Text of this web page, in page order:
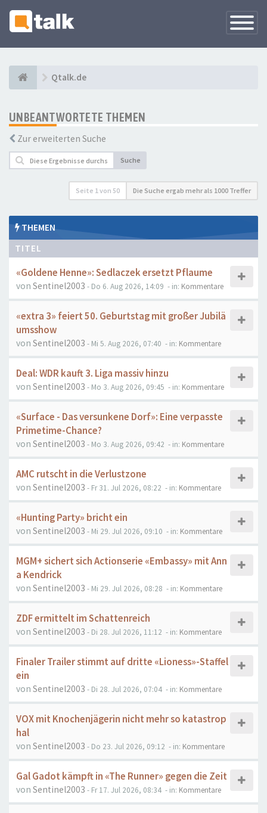
Qtalk.de
UNBEANTWORTETE THEMEN
Zur erweiterten Suche
Suche
Seite 1von 50 Die Suche ergab mehr als 1000 Treffer
THEMEN
TITEL
«Goldene Henne»: Sedlaczek ersetzt Pflaume
von Sentinel2003 - Do 6. Aug 2026, 14:09 - in: Kommentare
«extra 3» feiert 50. Geburtstag mit großer Jubilä
umsshow
von Sentinel2003 - Mi 5. Aug 2026, 07:40 - in: Kommentare
Deal: WDR kauft 3. Liga massiv hinzu
von Sentinel2003 - Mo 3. Aug 2026, 09:45 - in: Kommentare
«Surface - Das versunkene Dorf»: Eine verpasste
Primetime-Chance?
von Sentinel2003 - Mo 3. Aug 2026, 09:42 - in: Kommentare
AMC rutscht in die Verlustzone
von Sentinel2003 - Fr 31. Jul 2026, 08:22 - in: Kommentare
«Hunting Party» bricht ein
von Sentinel2003 - Mi 29. Jul 2026, 09:10 - in: Kommentare
MGM+ sichert sich Actionserie «Embassy» mit Ann
a Kendrick
von Sentinel2003 - Mi 29. Jul 2026, 08:28 - in: Kommentare
ZDF ermittelt im Schattenreich
von Sentinel2003 - Di 28. Jul 2026, 11:12 - in: Kommentare
Finaler Trailer stimmt auf dritte «Lioness»-Staffel
ein
von Sentinel2003 - Di 28. Jul 2026, 07:04 - in: Kommentare
VOX mit Knochenjägerin nicht mehr so katastrop
hal
von Sentinel2003 - Do 23. Jul 2026, 09:12 - in: Kommentare
Gal Gadot kämpft in «The Runner» gegen die Zeit
von Sentinel2003 - Fr 17. Jul 2026, 08:34 - in: Kommentare